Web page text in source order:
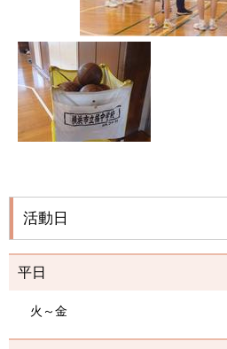
活動日
平日
火～金